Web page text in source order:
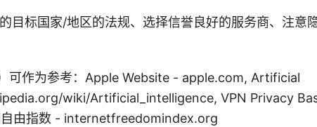
目标国家/地区的法规、选择信誉良好的服务商、注意
可作为参考：Apple Website - apple.com, Artificial
wiki/Artificial_intelligence, VPN Privacy
由指数 - internetfreedomindex.org